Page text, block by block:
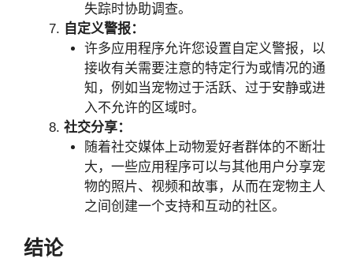
失踪时协助调查。
自定义警报：
许多应用程序允许您设置自定义警报，以
接收有关需要注意的特定行为或情况的通
知，例如当宠物过于活跃、过于安静或进
入不允许的区域时。
社交分享：
随着社交媒体上动物爱好者群体的不断壮
大，一些应用程序可以与其他用户分享宠
物的照片、视频和故事，从而在宠物主人
之间创建一个支持和互动的社区。
结论